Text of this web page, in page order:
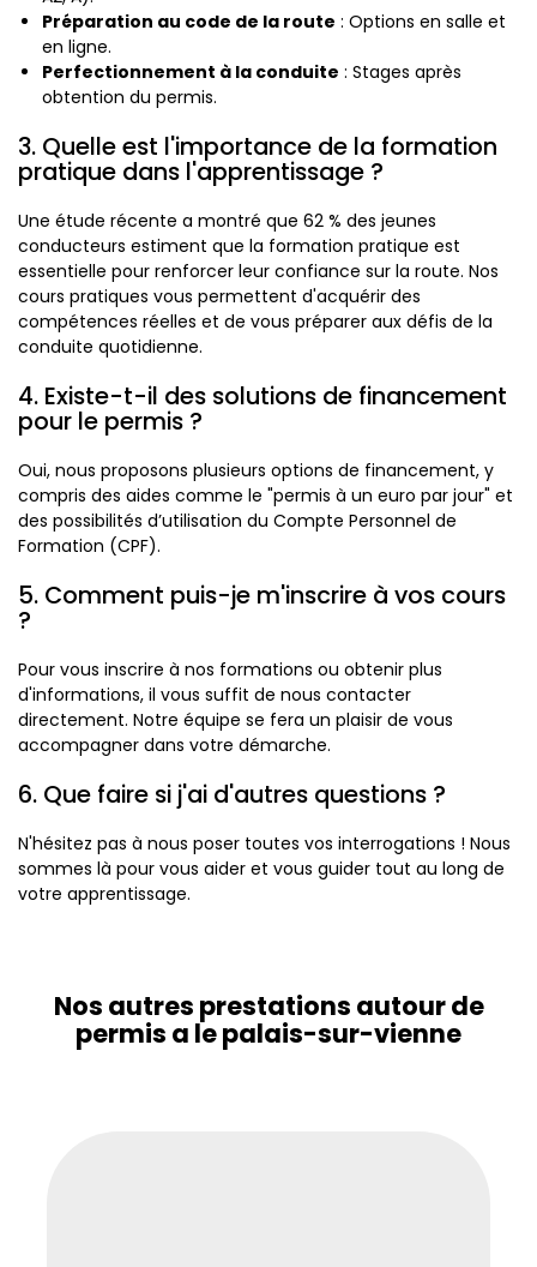
Préparation au code de la route : Options en salle et
en ligne.
Perfectionnement à la conduite : Stages après
obtention du permis.
3. Quelle est l'importance de la formation
pratique dans l'apprentissage ?
Une étude récente a montré que 62 % des jeunes
conducteurs estiment que la formation pratique est
essentielle pour renforcer leur confiance sur la route. Nos
cours pratiques vous permettent d'acquérir des
compétences réelles et de vous préparer aux défis de la
conduite quotidienne.
4. Existe-t-il des solutions de financement
pour le permis ?
Oui, nous proposons plusieurs options de financement, y
compris des aides comme le "permis à un euro par jour" et
des possibilités d’utilisation du Compte Personnel de
Formation (CPF).
5. Comment puis-je m'inscrire à vos cours
?
Pour vous inscrire à nos formations ou obtenir plus
d'informations, il vous suffit de nous contacter
directement. Notre équipe se fera un plaisir de vous
accompagner dans votre démarche.
6. Que faire si j'ai d'autres questions ?
N'hésitez pas à nous poser toutes vos interrogations ! Nous
sommes là pour vous aider et vous guider tout au long de
votre apprentissage.
Nos autres prestations autour de
permis a le palais-sur-vienne